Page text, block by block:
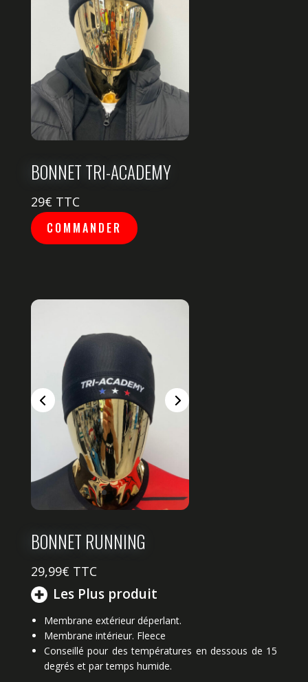
BONNET TRI-ACADEMY
29€ TTC
COMMANDER
BONNET RUNNING
29,99€ TTC
Les Plus produit
Membrane extérieur déperlant.
Membrane intérieur. Fleece
Conseillé pour des températures en dessous de 15
degrés et par temps humide.